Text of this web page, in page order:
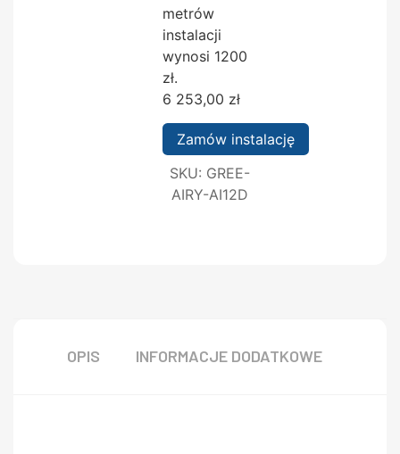
metrów
instalacji
wynosi 1200
zł.
6 253,00 zł
Zamów instalację
SKU: GREE-
AIRY-AI12D
OPIS INFORMACJE DODATKOWE